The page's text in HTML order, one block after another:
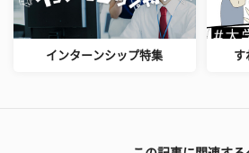
インターンシップ特集 す